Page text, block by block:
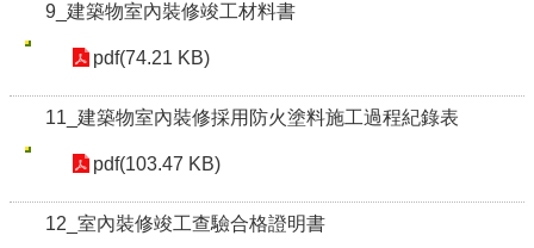
9_建築物室內裝修竣工材料書
pdf(74.21 KB)
11_建築物室內裝修採用防火塗料施工過程紀錄表
pdf(103.47 KB)
12_室內裝修竣工查驗合格證明書